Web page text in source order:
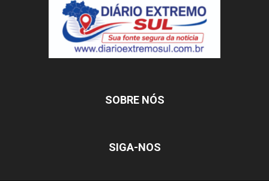
SOBRE NÓS
SIGA-NOS